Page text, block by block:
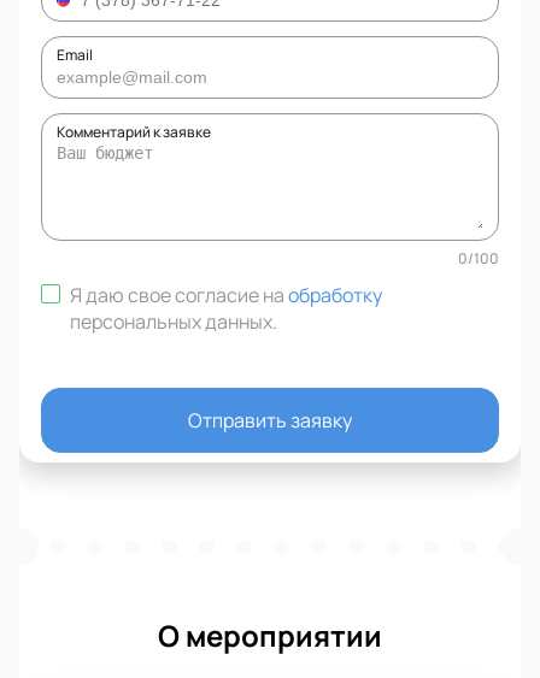
Email
Комментарий к заявке
0/100
Я даю свое согласие наобработку
персональных данных.
Отправить заявку
О мероприятии